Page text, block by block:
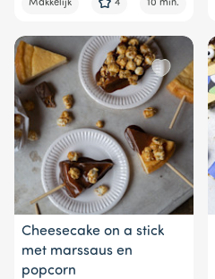
Makkelijk 4 10 min.
Cheesecake on a stick
met marssaus en
popcorn